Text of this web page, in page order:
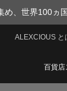
、世界100ヵ
ALEXCIOUS と
百貨店